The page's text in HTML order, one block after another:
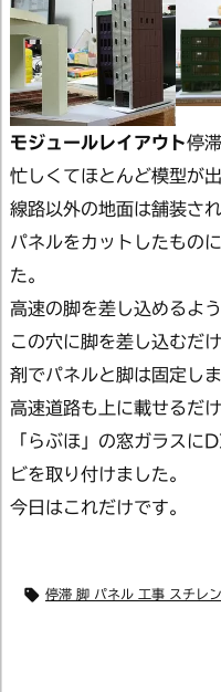
モジュールレイアウト停
忙しくてほとんど模型が
線路以外の地面は舗装さ
パネルをカットしたもの
た。
高速の脚を差し込めるよ
この穴に脚を差し込むだ
剤でパネルと脚は固定しま
高速道路も上に載せるだけ
「らぶほ」の窓ガラスに
ビを取り付けました。
今日はこれだけです。
 停滞 脚 パネル 工事 スチレ